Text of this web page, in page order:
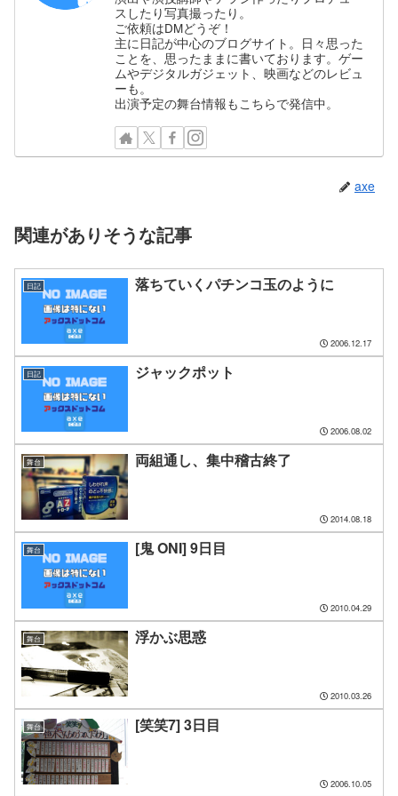
スしたり写真撮ったり。
ご依頼はDMどうぞ！
主に日記が中心のブログサイト。日々思った
ことを、思ったままに書いております。ゲー
ムやデジタルガジェット、映画などのレビュ
ーも。
出演予定の舞台情報もこちらで発信中。
axe
関連がありそうな記事
日記 落ちていくパチンコ玉のように
2006.12.17
日記 ジャックポット
2006.08.02
舞台 両組通し、集中稽古終了
2014.08.18
舞台 [鬼 ONI] 9日目
2010.04.29
舞台 浮かぶ思惑
2010.03.26
舞台 [笑笑7] 3日目
2006.10.05